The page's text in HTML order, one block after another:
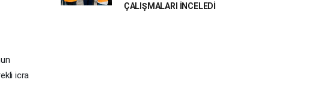
icra
ÇALIŞMALARI İNCELEDİ